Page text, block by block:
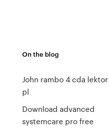
On the blog
John rambo 4 cda lektor
pl
Download advanced
systemcare pro free